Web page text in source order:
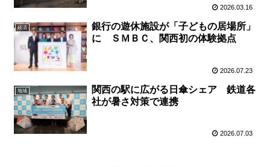
2026.03.16
経済
銀行の遊休施設が「子どもの居場所」
に ＳＭＢＣ、関西初の体験拠点
2026.07.23
地域
関西の駅に広がる日傘シェア 鉄道各
社が暑さ対策で連携
2026.07.03